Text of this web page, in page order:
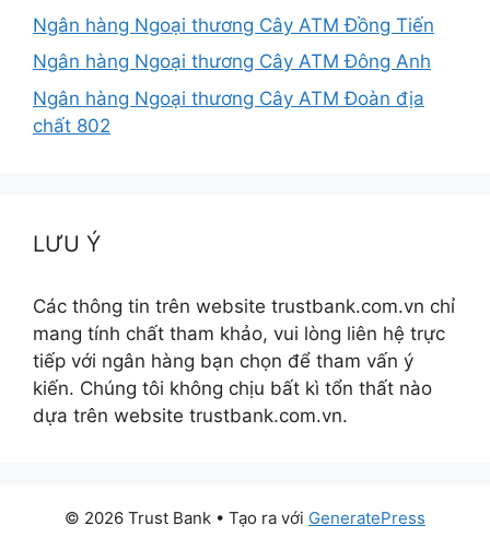
Ngân hàng Ngoại thương Cây ATM Đồng Tiến
Ngân hàng Ngoại thương Cây ATM Đông Anh
Ngân hàng Ngoại thương Cây ATM Đoàn địa
chất 802
LƯU Ý
Các thông tin trên website trustbank.com.vn chỉ
mang tính chất tham khảo, vui lòng liên hệ trực
tiếp với ngân hàng bạn chọn để tham vấn ý
kiến. Chúng tôi không chịu bất kì tổn thất nào
dựa trên website trustbank.com.vn.
© 2026 Trust Bank • Tạo ra với GeneratePress